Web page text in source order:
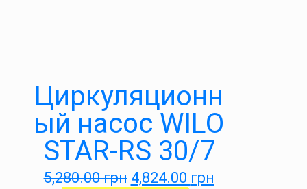
Циркуляционн
ый насос WILO
STAR-RS 30/7
5,280.00грн 4,824.00 грн